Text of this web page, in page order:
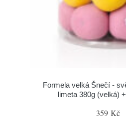
Formela velká Šnečí -
limeta 380g (velká)
359 Kč